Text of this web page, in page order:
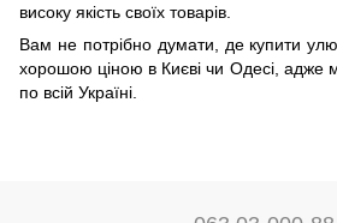
високу якість своїх товарів.
Вам не потрібно думати, де купити
хорошою ціною в Києві чи Одесі, адже
по всій Україні.